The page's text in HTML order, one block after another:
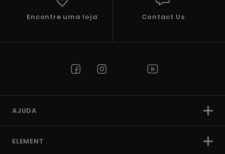
Encontre uma loja Contact Us
AJUDA
ELEMENT